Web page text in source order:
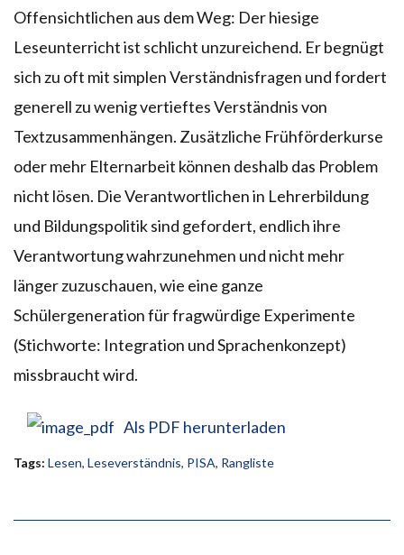
Offensichtlichen aus dem Weg: Der hiesige
Leseunterricht ist schlicht unzureichend. Er begnügt
sich zu oft mit simplen Verständnisfragen und fordert
generell zu wenig vertieftes Verständnis von
Textzusammenhängen. Zusätzliche Frühförderkurse
oder mehr Elternarbeit können deshalb das Problem
nicht lösen. Die Verantwortlichen in Lehrerbildung
und Bildungspolitik sind gefordert, endlich ihre
Verantwortung wahrzunehmen und nicht mehr
länger zuzuschauen, wie eine ganze
Schülergeneration für fragwürdige Experimente
(Stichworte: Integration und Sprachenkonzept)
missbraucht wird.
Als PDF herunterladen
Tags: Lesen, Leseverständnis, PISA, Rangliste